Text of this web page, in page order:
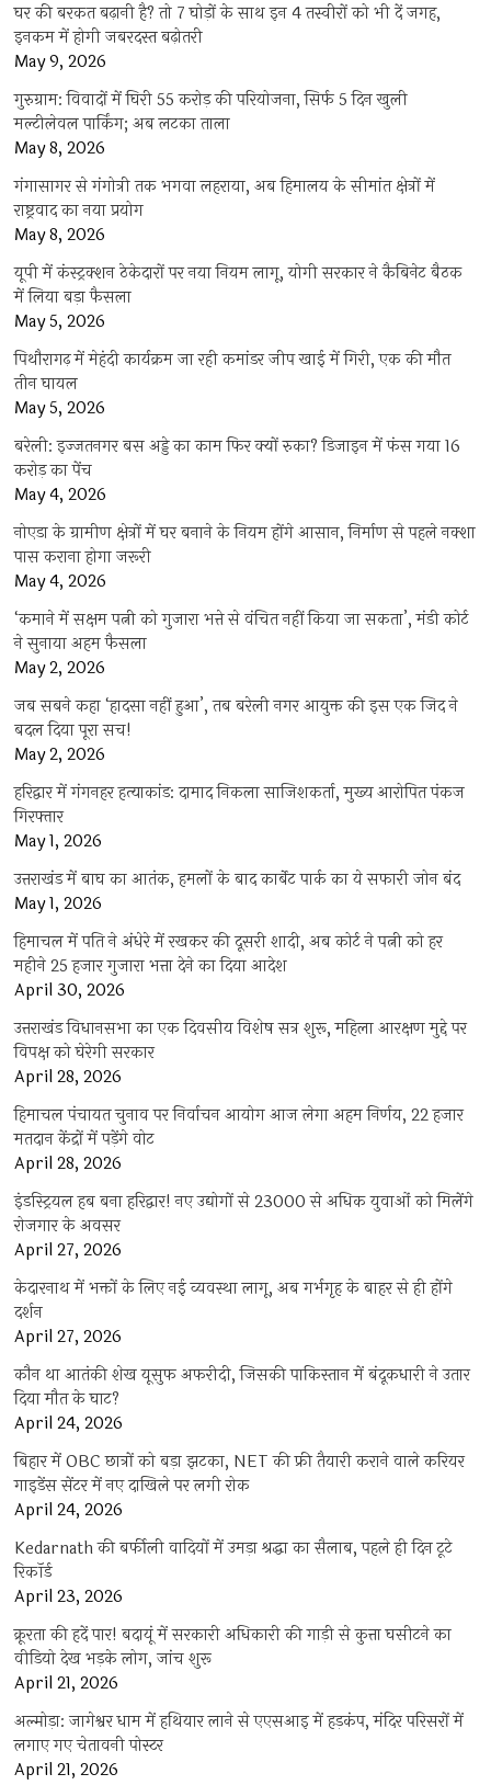
घर की बरकत बढ़ानी है? तो 7 घोड़ों के साथ इन 4 तस्वीरों को भी दें जगह,
इनकम में होगी जबरदस्त बढ़ोतरी
May 9, 2026
गुरुग्राम: विवादों में घिरी 55 करोड़ की परियोजना, सिर्फ 5 दिन खुली
मल्टीलेवल पार्किंग; अब लटका ताला
May 8, 2026
गंगासागर से गंगोत्री तक भगवा लहराया, अब हिमालय के सीमांत क्षेत्रों में
राष्ट्रवाद का नया प्रयोग
May 8, 2026
यूपी में कंस्ट्रक्शन ठेकेदारों पर नया नियम लागू, योगी सरकार ने कैबिनेट बैठक
में लिया बड़ा फैसला
May 5, 2026
पिथौरागढ़ में मेहंदी कार्यक्रम जा रही कमांडर जीप खाई में गिरी, एक की मौत
तीन घायल
May 5, 2026
बरेली: इज्जतनगर बस अड्डे का काम फिर क्यों रुका? डिजाइन में फंस गया 16
करोड़ का पेंच
May 4, 2026
नोएडा के ग्रामीण क्षेत्रों में घर बनाने के नियम होंगे आसान, निर्माण से पहले नक्शा
पास कराना होगा जरूरी
May 4, 2026
‘कमाने में सक्षम पत्नी को गुजारा भत्ते से वंचित नहीं किया जा सकता’, मंडी कोर्ट
ने सुनाया अहम फैसला
May 2, 2026
जब सबने कहा ‘हादसा नहीं हुआ’, तब बरेली नगर आयुक्त की इस एक जिद ने
बदल दिया पूरा सच!
May 2, 2026
हरिद्वार में गंगनहर हत्याकांड: दामाद निकला साजिशकर्ता, मुख्य आरोपित पंकज
गिरफ्तार
May 1, 2026
उत्तराखंड में बाघ का आतंक, हमलों के बाद कार्बेट पार्क का ये सफारी जोन बंद
May 1, 2026
हिमाचल में पति ने अंधेरे में रखकर की दूसरी शादी, अब कोर्ट ने पत्नी को हर
महीने 25 हजार गुजारा भत्ता देने का दिया आदेश
April 30, 2026
उत्तराखंड विधानसभा का एक दिवसीय विशेष सत्र शुरू, महिला आरक्षण मुद्दे पर
विपक्ष को घेरेगी सरकार
April 28, 2026
हिमाचल पंचायत चुनाव पर निर्वाचन आयोग आज लेगा अहम निर्णय, 22 हजार
मतदान केंद्रों में पड़ेंगे वोट
April 28, 2026
इंडस्ट्रियल हब बना हरिद्वार! नए उद्योगों से 23000 से अधिक युवाओं को मिलेंगे
रोजगार के अवसर
April 27, 2026
केदारनाथ में भक्तों के लिए नई व्यवस्था लागू, अब गर्भगृह के बाहर से ही होंगे
दर्शन
April 27, 2026
कौन था आतंकी शेख यूसुफ अफरीदी, जिसकी पाकिस्तान में बंदूकधारी ने उतार
दिया मौत के घाट?
April 24, 2026
बिहार में OBC छात्रों को बड़ा झटका, NET की फ्री तैयारी कराने वाले करियर
गाइडेंस सेंटर में नए दाखिले पर लगी रोक
April 24, 2026
Kedarnath की बर्फीली वादियों में उमड़ा श्रद्धा का सैलाब, पहले ही दिन टूटे
रिकॉर्ड
April 23, 2026
क्रूरता की हदें पार! बदायूं में सरकारी अधिकारी की गाड़ी से कुत्ता घसीटने का
वीडियो देख भड़के लोग, जांच शुरू
April 21, 2026
अल्मोड़ा: जागेश्वर धाम में हथियार लाने से एएसआइ में हड़कंप, मंदिर परिसरों में
लगाए गए चेतावनी पोस्टर
April 21, 2026